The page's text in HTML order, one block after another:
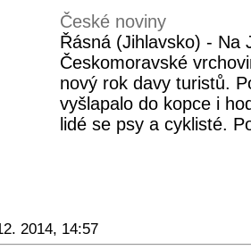
České noviny
Řásná (Jihlavsko) - Na
Českomoravské
nový rok davy turistů.
vyšlapalo do kopce i
lidé se psy a cyklisté.
2014, 14:57